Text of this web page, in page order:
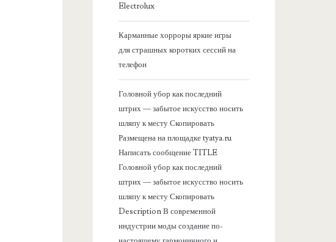
Electrolux
Карманные хорроры яркие игры
для страшных коротких сессий на
телефон
Головной убор как последний
штрих — забытое искусство носить
шляпу к месту Скопировать
Размещена на площадке tyatya.ru
Написать сообщение TITLE
Головной убор как последний
штрих — забытое искусство носить
шляпу к месту Скопировать
Description В современной
индустрии моды создание по-